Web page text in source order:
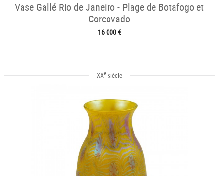
Vase Gallé Rio de Janeiro - Plage de Botafogo et
Corcovado
16 000 €
XXesiècle